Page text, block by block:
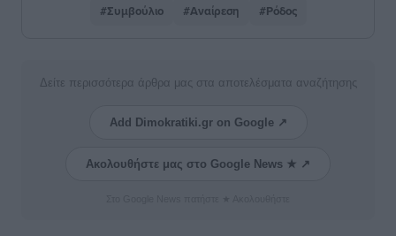
#Συμβούλιο #Αναίρεση #Ρόδος
Δείτε περισσότερα άρθρα μας στα αποτελέσματα αναζήτησης
Add Dimokratiki.gr on Google ↗
Ακολουθήστε μας στο Google News ★ ↗